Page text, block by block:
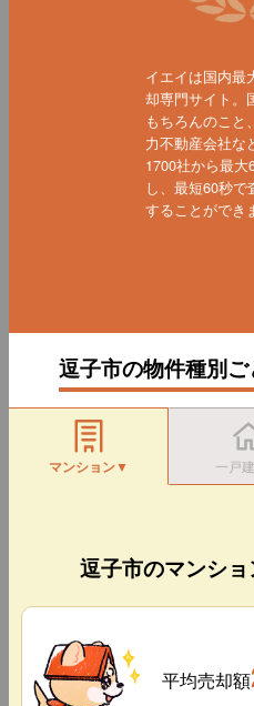
イエイは国内最
却専門サイト。
もちろんのこと
力不動産会社な
1700社から最
し、最短60秒で
することができ
逗子市の物件種別
マンション▼ 一戸
逗子市のマンシ
平均売却額